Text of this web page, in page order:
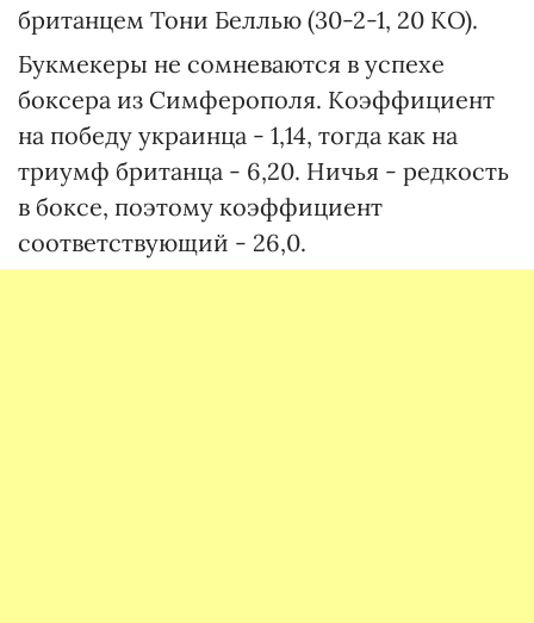
британцем Тони Беллью (30-2-1, 20 КО).
Букмекеры не сомневаются в успехе
боксера из Симферополя. Коэффициент
на победу украинца - 1,14, тогда как на
триумф британца - 6,20. Ничья - редкость
в боксе, поэтому коэффициент
соответствующий - 26,0.